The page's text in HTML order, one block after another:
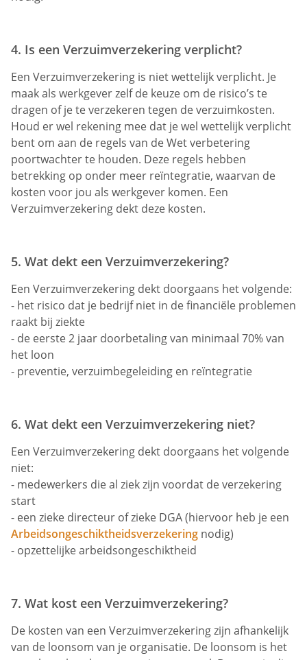
4. Is een Verzuimverzekering verplicht?
Een Verzuimverzekering is niet wettelijk verplicht. Je
maak als werkgever zelf de keuze om de risico’s te
dragen of je te verzekeren tegen de verzuimkosten.
Houd er wel rekening mee dat je wel wettelijk verplicht
bent om aan de regels van de Wet verbetering
poortwachter te houden. Deze regels hebben
betrekking op onder meer reïntegratie, waarvan de
kosten voor jou als werkgever komen. Een
Verzuimverzekering dekt deze kosten.
5. Wat dekt een Verzuimverzekering?
Een Verzuimverzekering dekt doorgaans het volgende:
- het risico dat je bedrijf niet in de financiële problemen
raakt bij ziekte
- de eerste 2 jaar doorbetaling van minimaal 70% van
het loon
- preventie, verzuimbegeleiding en reïntegratie
6. Wat dekt een Verzuimverzekering niet?
Een Verzuimverzekering dekt doorgaans het volgende
niet:
- medewerkers die al ziek zijn voordat de verzekering
start
- een zieke directeur of zieke DGA (hiervoor heb je een
Arbeidsongeschiktheidsverzekering nodig)
- opzettelijke arbeidsongeschiktheid
7. Wat kost een Verzuimverzekering?
De kosten van een Verzuimverzekering zijn afhankelijk
van de loonsom van je organisatie. De loonsom is het